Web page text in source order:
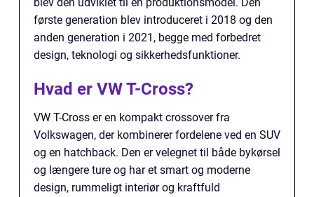
første generation blev introduceret i 2018 og den
anden generation i 2021, begge med forbedret
design, teknologi og sikkerhedsfunktioner.
Hvad er VW T-Cross?
VW T-Cross er en kompakt crossover fra
Volkswagen, der kombinerer fordelene ved en SUV
og en hatchback. Den er velegnet til både bykørsel
og længere ture og har et smart og moderne
design, rummeligt interiør og kraftfuld